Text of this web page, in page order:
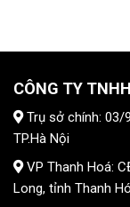
CÔNG TY
Trụ sở chính: 03/
TP.Hà Nội
VP Thanh Hoá:
Long, tỉnh Thanh